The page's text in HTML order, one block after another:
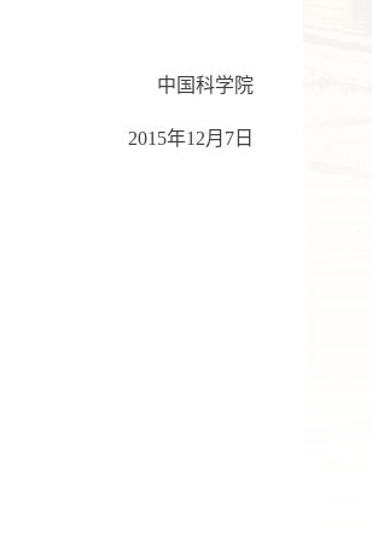
中国科学院
2015年12月7日